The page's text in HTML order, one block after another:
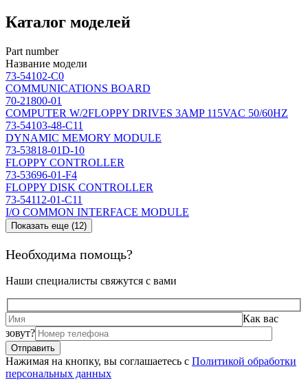
Каталог моделей
Part number
Название модели
73-54102-C0
COMMUNICATIONS BOARD
70-21800-01
COMPUTER W/2FLOPPY DRIVES 3AMP 115VAC 50/60HZ
73-54103-48-C11
DYNAMIC MEMORY MODULE
73-53818-01D-10
FLOPPY CONTROLLER
73-53696-01-F4
FLOPPY DISK CONTROLLER
73-54112-01-C11
I/O COMMON INTERFACE MODULE
Показать еще (12)
Необходима помощь?
Наши специалисты свяжутся с вами
Как вас
зовут?
Нажимая на кнопку, вы соглашаетесь с Политикой обработки
персональных данных